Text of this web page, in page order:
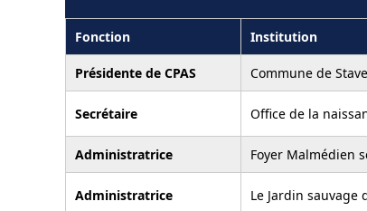
Fonction Institution
Présidente de CPAS Commune de
Secrétaire Office de la
Administratrice Foyer Malmédien
Administratrice Le Jardin sauvage